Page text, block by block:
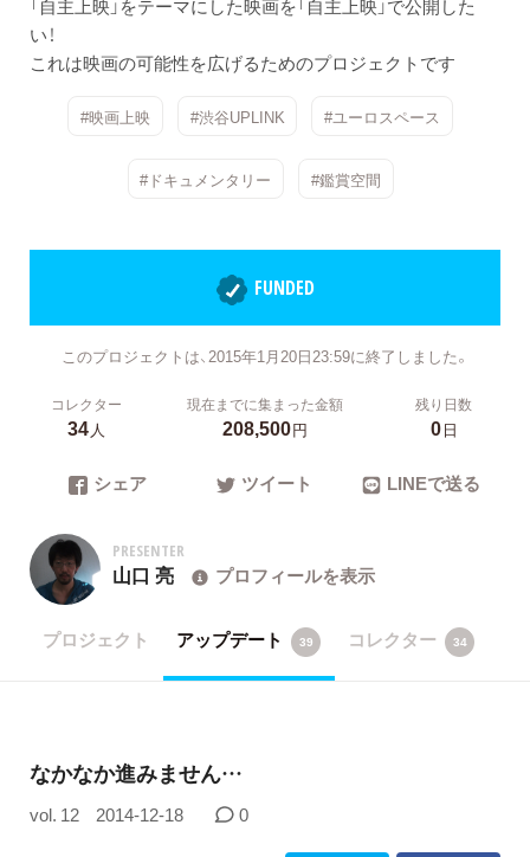
「自主上映」をテーマにした映画を「自主上映」で公開した
い！
これは映画の可能性を広げるためのプロジェクトです
#映画上映 #渋谷UPLINK #ユーロスペース
#ドキュメンタリー #鑑賞空間
FUNDED
このプロジェクトは、2015年1月20日23:59に終了しました。
コレクター
34人
現在までに集まった金額
208,500円
残り日数
0日
シェア ツイート LINEで送る
PRESENTER
山口 亮 プロフィールを表示
プロジェクト アップデート 39 コレクター 34
なかなか進みません…
vol. 12 2014-12-18 0